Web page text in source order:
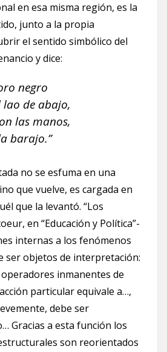
en esa misma región, es la
junto a la propia
el sentido simbólico del
y dice:
negro
lao de abajo,
las manos,
barajo.”
no se esfuma en una
que vuelve, es cargada en
que la levantó. “Los
en “Educación y Política”-
internas a los fenómenos
ser objetos de interpretación:
inmanentes de
particular equivale a…,
debe ser
Gracias a esta función los
son reorientados